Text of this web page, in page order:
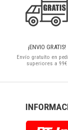
¡ENVIO GRATIS!
Envío gratuíto en
superiores a 99€